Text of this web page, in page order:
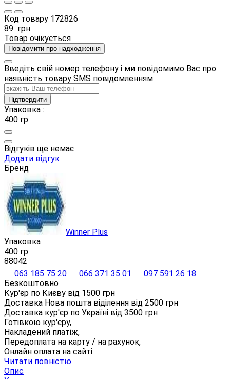
Код товару 172826
89 грн
Товар очікується
Повідомити про надходження
Введіть свій номер телефону і ми повідомимо Вас про
наявність товару SMS повідомленням
Підтвердити
Упаковка :
400 гр
Відгуків ще немає
Додати відгук
Бренд
Winner Plus
Упаковка
400 гр
88042
063 185 75 20
066 371 35 01
097 591 26 18
Безкоштовно
Кур'єр по Києву від 1500 грн
Доставка Нова пошта віділення від 2500 грн
Доставка кур'єр по Україні від 3500 грн
Готівкою кур'єру,
Накладений платіж,
Передоплата на карту / на рахунок,
Онлайн оплата на сайті.
Читати повністю
Опис